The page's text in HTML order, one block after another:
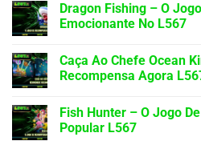
Dragon Fishing – O
Emocionante No L567
Caça Ao Chefe Ocean
Recompensa Agora
Fish Hunter – O Jogo
Popular L567